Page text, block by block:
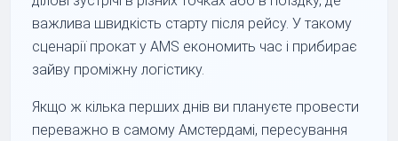
важлива швидкість старту після рейсу. У такому
сценарії прокат у AMS економить час і прибирає
зайву проміжну логістику.
Якщо ж кілька перших днів ви плануєте провести
переважно в самому Амстердамі, пересування